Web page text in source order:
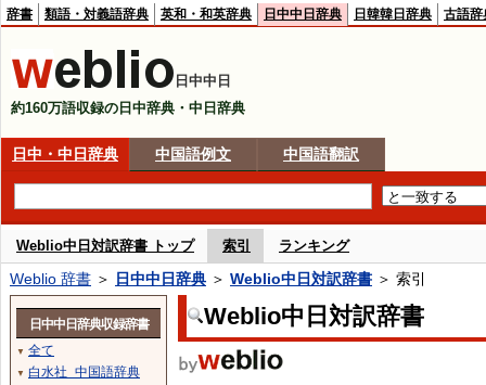
辞書 類語・対義語辞典 英和・和英辞典 日中中日辞典 日韓韓日辞典 古語辞
日中中日
約160万語収録の日中辞典・中日辞典
日中・中日辞典 中国語例文 中国語翻訳
Weblio中日対訳辞書 トップ 索引 ランキング
Weblio 辞書 ＞ 日中中日辞典 ＞ Weblio中日対訳辞書 ＞ 索引
Weblio中日対訳辞書
日中中日辞典収録辞書
▼ 全て
▼ 白水社 中国語辞典